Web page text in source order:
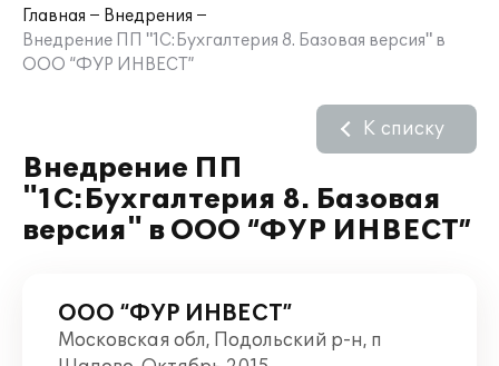
Главная
Внедрения
Внедрение ПП "1С:Бухгалтерия 8. Базовая версия" в
ООО “ФУР ИНВЕСТ”
Внедрение ПП
"1С:Бухгалтерия 8. Базовая
версия" в ООО “ФУР ИНВЕСТ”
К списку
ООО “ФУР ИНВЕСТ”
Московская обл, Подольский р-н, п